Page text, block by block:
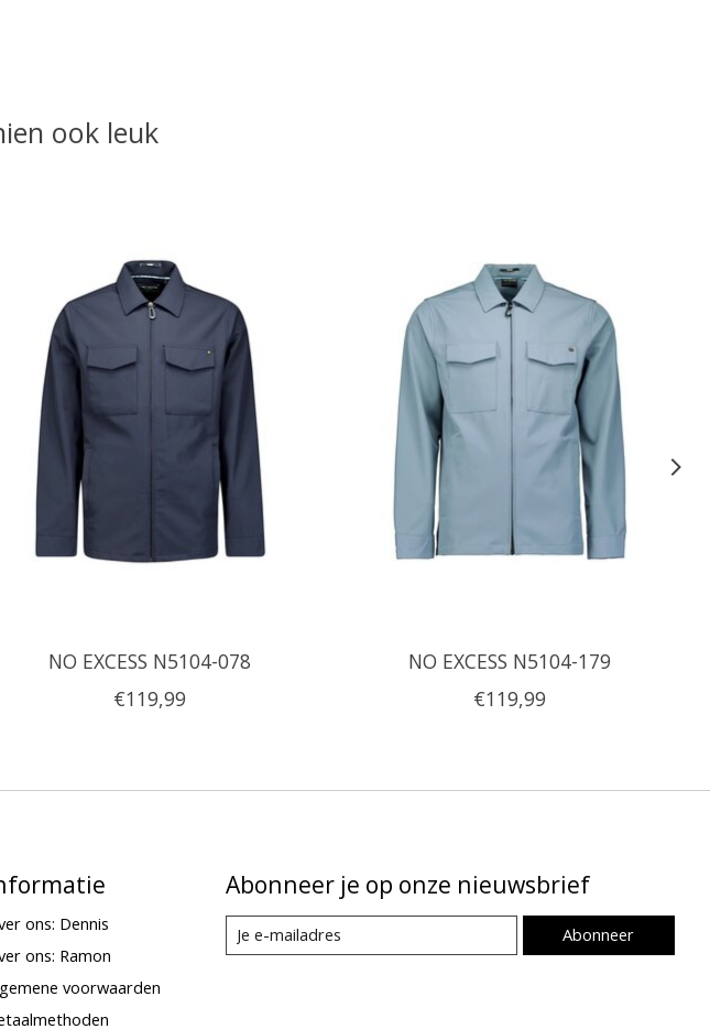
ook leuk
NO EXCESS N5104-078
€119,99
NO EXCESS N5104-179
€119,99
ons: Dennis
ons: Ramon
voorwaarden
Abonneer je op onze nieuwsbrief
Abonneer